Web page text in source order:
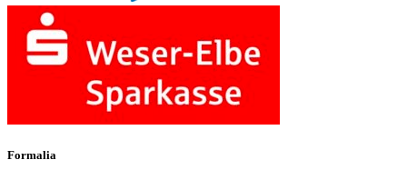
Formalia